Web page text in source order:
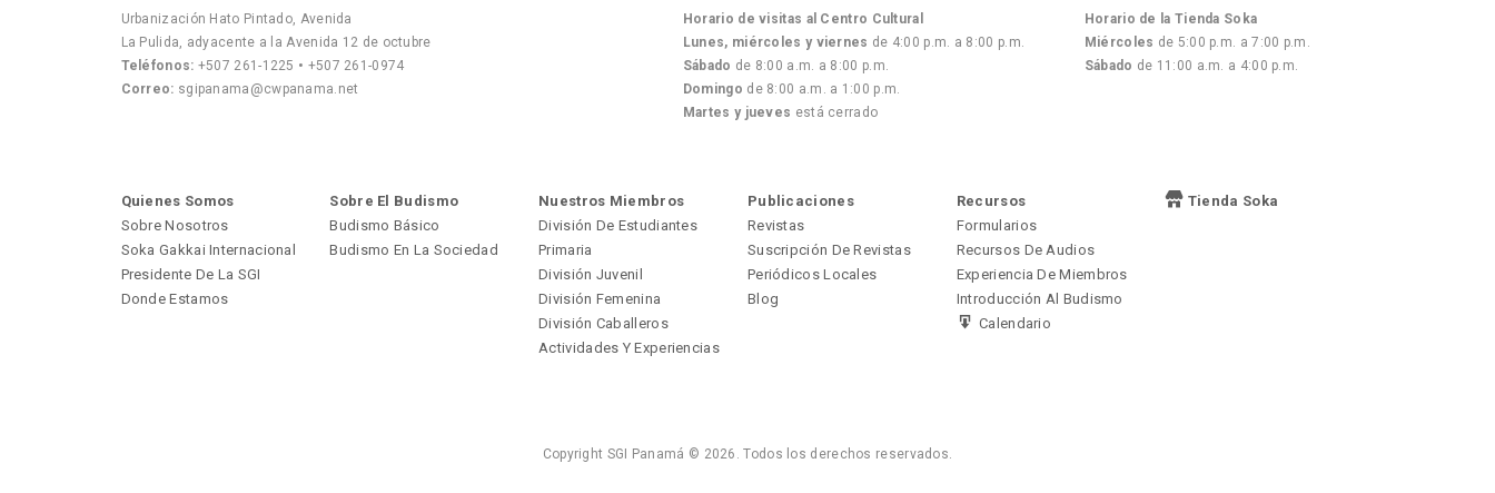
Urbanización Hato Pintado, Avenida
La Pulida, adyacente a la Avenida 12 de octubre
Teléfonos: +507 261-1225 • +507 261-0974
Correo: sgipanama@cwpanama.net
Horario de visitas al Centro Cultural
Lunes, miércoles y viernes de 4:00 p.m. a 8:00 p.m.
Sábado de 8:00 a.m. a 8:00 p.m.
Domingo de 8:00 a.m. a 1:00 p.m.
Martes y jueves está cerrado
Horario de la Tienda Soka
Miércoles de 5:00 p.m. a 7:00 p.m.
Sábado de 11:00 a.m. a 4:00 p.m.
Quienes Somos
Sobre Nosotros
Soka Gakkai Internacional
Presidente De La SGI
Donde Estamos
Sobre El Budismo
Budismo Básico
Budismo En La Sociedad
Nuestros Miembros
División De Estudiantes
Primaria
División Juvenil
División Femenina
División Caballeros
Actividades Y Experiencias
Publicaciones
Revistas
Suscripción De Revistas
Periódicos Locales
Blog
Recursos
Formularios
Recursos De Audios
Experiencia De Miembros
Introducción Al Budismo
Calendario
Tienda Soka
Copyright SGI Panamá © 2026. Todos los derechos reservados.